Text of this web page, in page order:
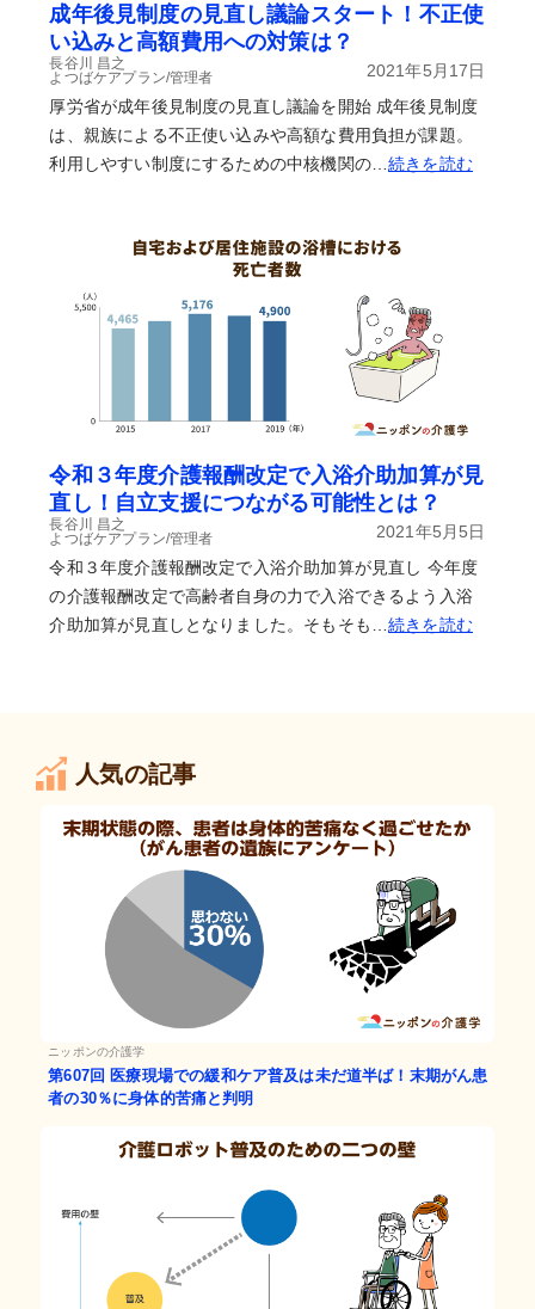
成年後見制度の見直し議論スタート！不正使
い込みと高額費用への対策は？
長谷川 昌之
よつばケアプラン/管理者
2021年5月17日
厚労省が成年後見制度の見直し議論を開始 成年後見制度
は、親族による不正使い込みや高額な費用負担が課題。
利用しやすい制度にするための中核機関の…続きを読む
令和３年度介護報酬改定で入浴介助加算が見
直し！自立支援につながる可能性とは？
長谷川 昌之
よつばケアプラン/管理者
2021年5月5日
令和３年度介護報酬改定で入浴介助加算が見直し 今年度
の介護報酬改定で高齢者自身の力で入浴できるよう入浴
介助加算が見直しとなりました。そもそも…続きを読む
人気の記事
ニッポンの介護学
第607回 医療現場での緩和ケア普及は未だ道半ば！末期がん患
者の30％に身体的苦痛と判明